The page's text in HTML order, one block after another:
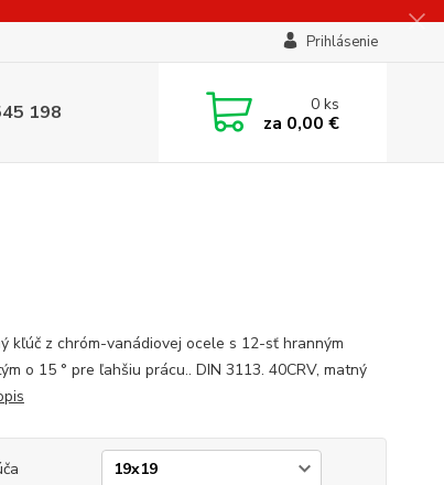
Prihlásenie
198 0ks
za 0,00 €
kľúč z chróm-vanádiovej ocele s 12-sť hranným
o 15 ° pre ľahšiu prácu.. DIN 3113. 40CRV, matný